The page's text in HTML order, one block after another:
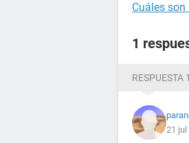
Cuáles
1
RESPUESTA
21 jul